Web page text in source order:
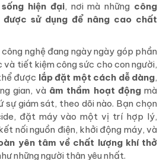
hiện đại, nơi mà những công
sử dụng để nâng cao chất
nghệ đang ngày ngày góp phần
tiết kiệm công sức cho con người,
được lắp đặt một cách dễ dàng,
gian, và âm thầm hoạt độngmà
giám sát, theo dõi nào. Bạn chọn
đặt máy vào một vị trí hợp lý,
nối nguồn điện, khởi động máy, và
yên tâm về chất lượng khí thở
những người thân yêu nhất.